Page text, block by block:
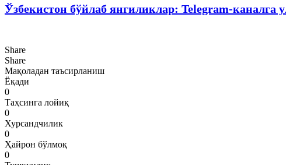
Ўзбекистон бўйлаб янгиликлар: Telegram-каналга
Share
Share
Мақоладан таъсирланиш
Ёқади
0
Таҳсинга лойиқ
0
Хурсандчилик
0
Ҳайрон бўлмоқ
0